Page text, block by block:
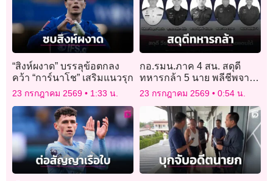
“สิงห์ผงาด” บรรลุข้อตกลง
คว้า “การ์นาโช” เสริมแนวรุก
23 กรกฎาคม 2569 1:33 น.
กอ.รมน.ภาค 4 สน. สดุดี
ทหารกล้า 5 นาย พลีชีพจาก
เหตุคนร้ายลอบยิงใส่จุดตรวจ
23 กรกฎาคม 2569 0:54 น.